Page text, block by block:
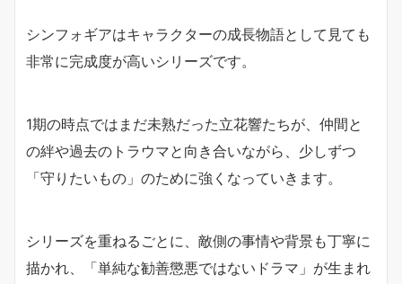
シンフォギアはキャラクターの成長物語として見ても
非常に完成度が高いシリーズです。
1期の時点ではまだ未熟だった立花響たちが、仲間と
の絆や過去のトラウマと向き合いながら、少しずつ
「守りたいもの」のために強くなっていきます。
シリーズを重ねるごとに、敵側の事情や背景も丁寧に
描かれ、「単純な勧善懲悪ではないドラマ」が生まれ